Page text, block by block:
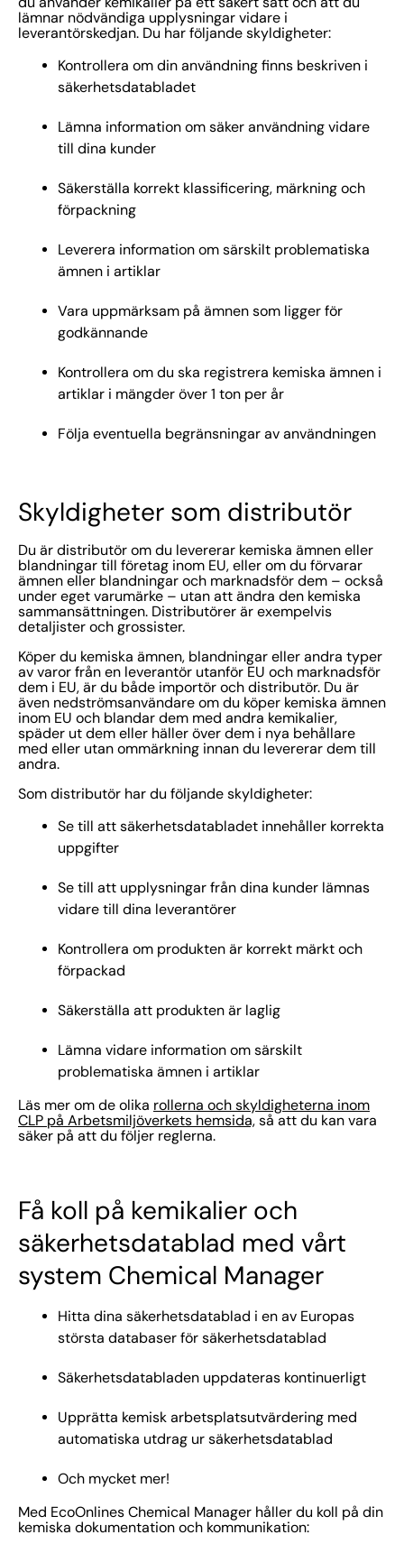
lämnar nödvändiga upplysningar vidare i
leverantörskedjan. Du har följande skyldigheter:
Kontrollera om din användning finns beskriven i
säkerhetsdatabladet
Lämna information om säker användning vidare
till dina kunder
Säkerställa korrekt klassificering, märkning och
förpackning
Leverera information om särskilt problematiska
ämnen i artiklar
Vara uppmärksam på ämnen som ligger för
godkännande
Kontrollera om du ska registrera kemiska ämnen i
artiklar i mängder över 1 ton per år
Följa eventuella begränsningar av användningen
Skyldigheter som distributör
Du är distributör om du levererar kemiska ämnen eller
blandningar till företag inom EU, eller om du förvarar
ämnen eller blandningar och marknadsför dem – också
under eget varumärke – utan att ändra den kemiska
sammansättningen. Distributörer är exempelvis
detaljister och grossister.
Köper du kemiska ämnen, blandningar eller andra typer
av varor från en leverantör utanför EU och marknadsför
dem i EU, är du både importör och distributör. Du är
även nedströmsanvändare om du köper kemiska ämnen
inom EU och blandar dem med andra kemikalier,
späder ut dem eller häller över dem i nya behållare
med eller utan ommärkning innan du levererar dem till
andra.
Som distributör har du följande skyldigheter:
Se till att säkerhetsdatabladet innehåller korrekta
uppgifter
Se till att upplysningar från dina kunder lämnas
vidare till dina leverantörer
Kontrollera om produkten är korrekt märkt och
förpackad
Säkerställa att produkten är laglig
Lämna vidare information om särskilt
problematiska ämnen i artiklar
Läs mer om de olika rollerna och skyldigheterna inom
CLP på Arbetsmiljöverkets hemsida, så att du kan vara
säker på att du följer reglerna.
Få koll på kemikalier och
säkerhetsdatablad med vårt
system Chemical Manager
Hitta dina säkerhetsdatablad i en av Europas
största databaser för säkerhetsdatablad
Säkerhetsdatabladen uppdateras kontinuerligt
Upprätta kemisk arbetsplatsutvärdering med
automatiska utdrag ur säkerhetsdatablad
Och mycket mer!
Med EcoOnlines Chemical Manager håller du koll på din
kemiska dokumentation och kommunikation: